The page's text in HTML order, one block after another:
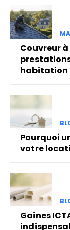
Couvreur
habitation
Pourquoi
votre
Gaines